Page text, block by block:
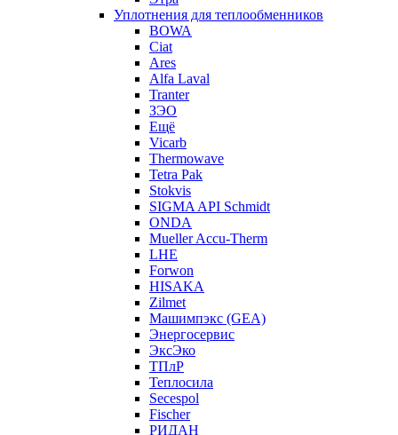
Уплотнения для теплообменников
BOWA
Ciat
Ares
Alfa Laval
Tranter
ЗЭО
Ещё
Vicarb
Thermowave
Tetra Pak
Stokvis
SIGMA API Schmidt
ONDA
Mueller Accu-Therm
LHE
Forwon
HISAKA
Zilmet
Машимпэкс (GEA)
Энергосервис
ЭксЭко
ТПлР
Теплосила
Secespol
Fischer
РИДАН